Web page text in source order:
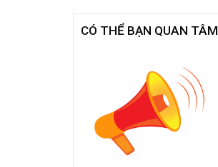
CÓ THỂ BẠN QUAN TÂM